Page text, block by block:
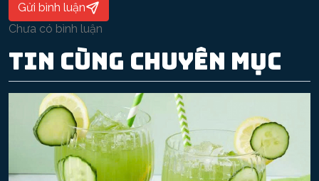
Gửi bình luận
Chưa có bình luận
Tin cùng chuyên mục